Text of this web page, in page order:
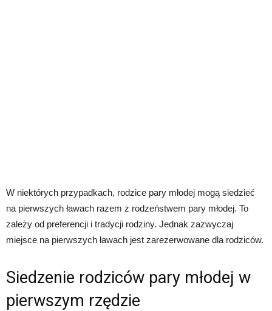
W niektórych przypadkach, rodzice pary młodej mogą siedzieć
na pierwszych ławach razem z rodzeństwem pary młodej. To
zależy od preferencji i tradycji rodziny. Jednak zazwyczaj
miejsce na pierwszych ławach jest zarezerwowane dla rodziców.
Siedzenie rodziców pary młodej w
pierwszym rzędzie